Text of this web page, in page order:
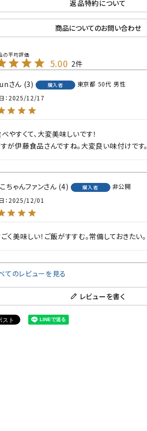
返品特約について
商品についてのお問い合わせ
5.00 2
3 購入者 東京都 50代 男性
2025/12/17
やすくて、大変美味しいです！
が伊藤食品さんですね。大変良い味付けです。
ちゃんファン 4 購入者
非公開
2025/12/01
く美味しい！ご飯がすすむ。常備しておきたい。
てのレビューを見る
レビューを書く